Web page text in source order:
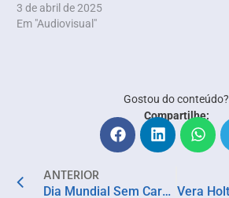
3 de abril de 2025
Em "Audiovisual"
Gostou do conteúdo?
Compartilhe:
ANTERIOR
Dia Mundial Sem Carne: Leguminosas são fonte de proteína e sustentabilidade